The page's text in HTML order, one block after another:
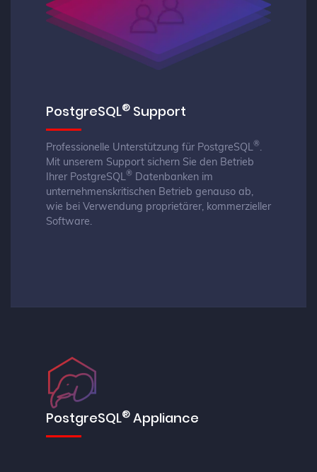
PostgreSQL® Support
Professionelle Unterstützung für PostgreSQL®.
Mit unserem Support sichern Sie den Betrieb
Ihrer PostgreSQL® Datenbanken im
unternehmenskritischen Betrieb genauso ab,
wie bei Verwendung proprietärer, kommerzieller
Software.
PostgreSQL® Appliance